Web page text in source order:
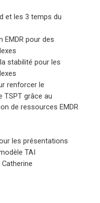
et les 3 temps du
EMDR pour des
stabilité pour les
renforcer le
TSPT grâce au
de ressources EMDR
les présentations
TAI